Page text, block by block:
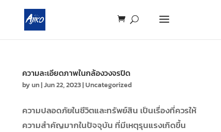
ความละเอียดภาพในกล้องวงจรปิด
byun|Jun 22, 2023|Uncategorized
ความปลอดภัยในชีวิตและทรัพย์สิน เป็นเรื่องที่ควรให้
ความสำคัญมากในปัจจุบัน ที่มีเหตุรุนแรงเกิดขึ้น